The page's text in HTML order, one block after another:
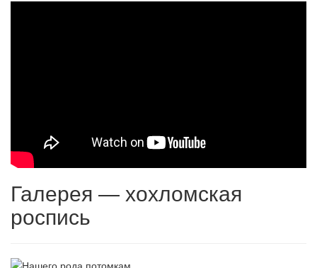
Галерея — хохломская
роспись